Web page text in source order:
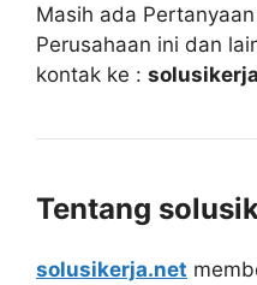
Masih ada
Perusahaan ini dan
kontak ke :
Tentang
solusikerja.net